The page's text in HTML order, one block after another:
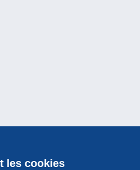
les cookies